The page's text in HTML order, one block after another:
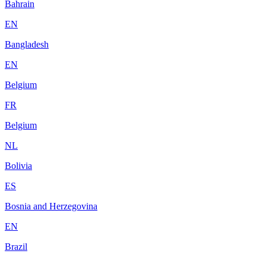
Bahrain
EN
Bangladesh
EN
Belgium
FR
Belgium
NL
Bolivia
ES
Bosnia and Herzegovina
EN
Brazil